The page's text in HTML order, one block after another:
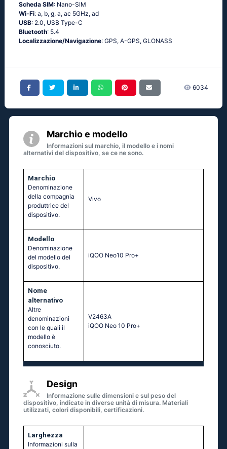
Scheda SIM: Nano-SIM
Wi-Fi: а, b, g, а, ас 5GНz, аd
USB: 2.0, USB Type-C
Bluetooth: 5.4
Localizzazione/Navigazione: GРS, А-GРS, GLОΝАSS
6034
Marchio e modello
Informazioni sul marchio, il modello e i nomi
alternativi del dispositivo, se ce ne sono.
Marchio
Denominazione
della compagnia
produttrice del
dispositivo.
Vivo
Modello
Denominazione
del modello del
dispositivo.
iQOO Neo10 Pro+
Nome
alternativo
Altre
denominazioni
con le quali il
modello è
conosciuto.
V2463A
iQOO Neo 10 Pro+
Design
Informazione sulle dimensioni e sul peso del
dispositivo, indicate in diverse unità di misura. Materiali
utilizzati, colori disponibili, certificazioni.
Larghezza
Informazioni sulla